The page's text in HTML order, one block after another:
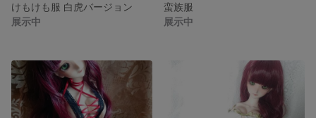
けもけも服 白虎バージョン
展示中
蛮族服
展示中